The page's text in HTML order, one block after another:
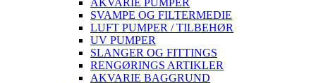
AKVARIE PUMPER
SVAMPE OG FILTERMEDIE
LUFT PUMPER / TILBEHØR
UV PUMPER
SLANGER OG FITTINGS
RENGØRINGS ARTIKLER
AKVARIE BAGGRUND